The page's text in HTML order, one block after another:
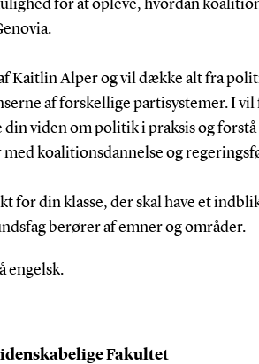
for at opleve, hvordan
Kaitlin Alper og vil dække alt fra
af forskellige partisystemer. I vil
viden om politik i praksis og forstå
koalitionsdannelse og
for din klasse, der skal have et
berører af emner og områder.
engelsk.
Fakultet